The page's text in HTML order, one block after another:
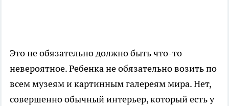
Это не обязательно должно быть что-то
невероятное. Ребенка не обязательно возить по
всем музеям и картинным галереям мира. Нет,
совершенно обычный интерьер, который есть у